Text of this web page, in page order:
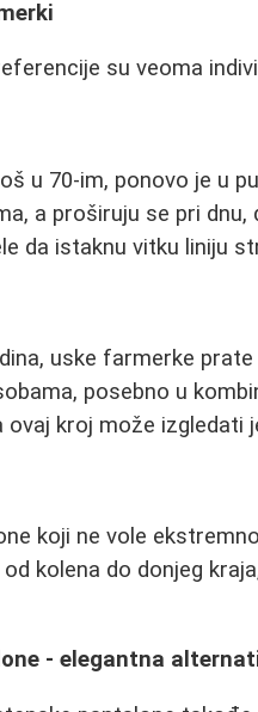
su veoma
u 70-im, ponovo je u
a proširuju se pri
da istaknu vitku liniju
uske farmerke
posebno u
kroj može izgledati
koji ne vole
kolena do donjeg
- elegantna